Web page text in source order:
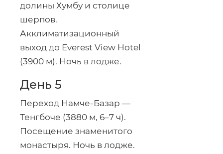
долины Хумбу и столице
шерпов.
Акклиматизационный
выход до Everest View Hotel
(3900 м). Ночь в лодже.
День 5
Переход Намче-Базар —
Тенгбоче (3880 м, 6–7 ч).
Посещение знаменитого
монастыря. Ночь в лодже.